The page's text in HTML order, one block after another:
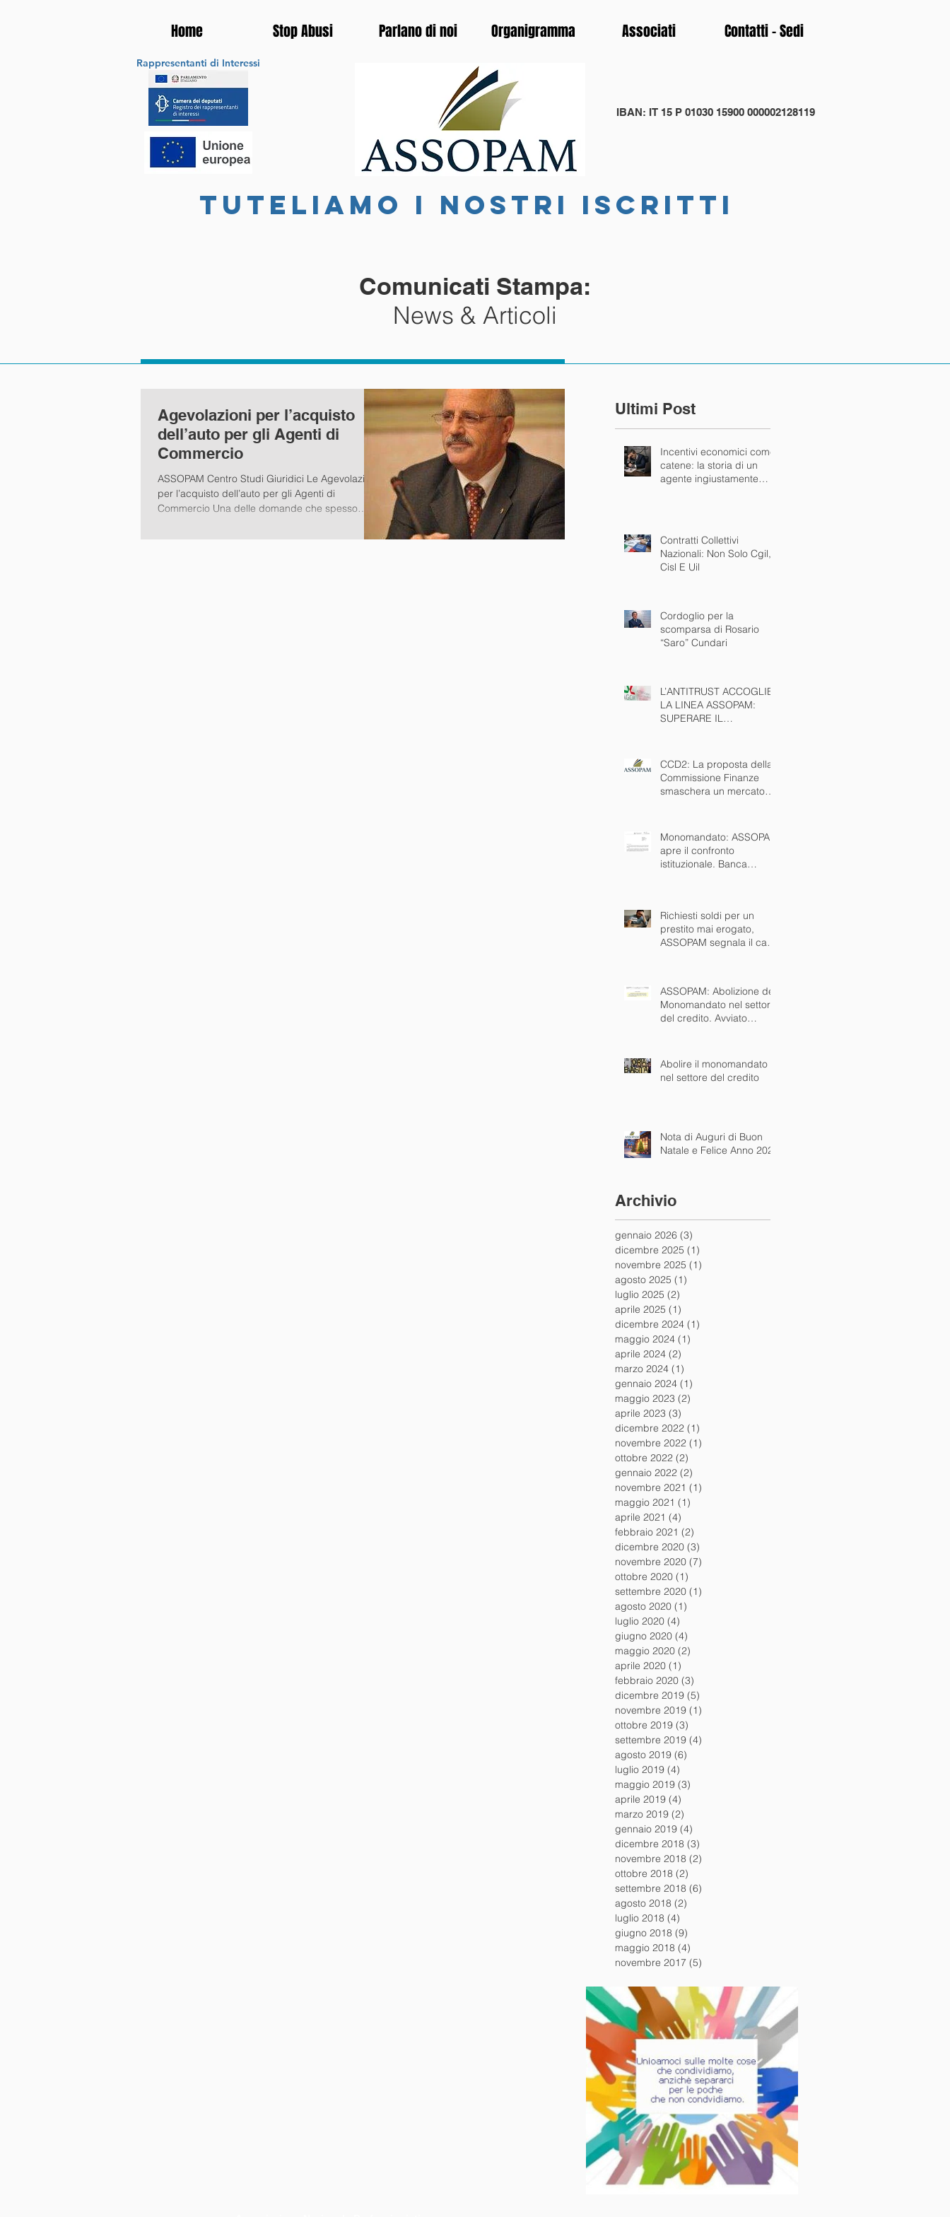
Home Stop Abusi Parlano di noi Organigramma Associati Contatti - Sedi
Rappresentanti di Interessi
IBAN: IT 15 P 01030 15900 000002128119
tuteliamo i nostri iscritti
Comunicati Stampa:
News & Articoli
Agevolazioni per l’acquisto
dell’auto per gli Agenti di
Commercio
ASSOPAM Centro Studi Giuridici Le Agevolazioni
per l’acquisto dell’auto per gli Agenti di
Commercio Una delle domande che spesso
Ultimi Post
Incentivi economici come
catene: la storia di un
agente ingiustamente
Contratti Collettivi
Nazionali: Non Solo Cgil,
Cisl E Uil
Cordoglio per la
scomparsa di Rosario
“Saro” Cundari
L’ANTITRUST ACCOGLIE
LA LINEA ASSOPAM:
SUPERARE IL
NAZIONALE
CCD2: La proposta della
Commissione Finanze
smaschera un mercato
monomandato
Monomandato: ASSOPAM
apre il confronto
istituzionale. Banca
Richiesti soldi per un
prestito mai erogato,
ASSOPAM segnala il caso
ASSOPAM: Abolizione del
Monomandato nel settore
del credito. Avviato
europee
Abolire il monomandato
nel settore del credito
Nota di Auguri di Buon
Natale e Felice Anno 2025
Archivio
gennaio 2026 (3)
dicembre 2025 (1)
novembre 2025 (1)
agosto 2025 (1)
luglio 2025 (2)
aprile 2025 (1)
dicembre 2024 (1)
maggio 2024 (1)
aprile 2024 (2)
marzo 2024 (1)
gennaio 2024 (1)
maggio 2023 (2)
aprile 2023 (3)
dicembre 2022 (1)
novembre 2022 (1)
ottobre 2022 (2)
gennaio 2022 (2)
novembre 2021 (1)
maggio 2021 (1)
aprile 2021 (4)
febbraio 2021 (2)
dicembre 2020 (3)
novembre 2020 (7)
ottobre 2020 (1)
settembre 2020 (1)
agosto 2020 (1)
luglio 2020 (4)
giugno 2020 (4)
maggio 2020 (2)
aprile 2020 (1)
febbraio 2020 (3)
dicembre 2019 (5)
novembre 2019 (1)
ottobre 2019 (3)
settembre 2019 (4)
agosto 2019 (6)
luglio 2019 (4)
maggio 2019 (3)
aprile 2019 (4)
marzo 2019 (2)
gennaio 2019 (4)
dicembre 2018 (3)
novembre 2018 (2)
ottobre 2018 (2)
settembre 2018 (6)
agosto 2018 (2)
luglio 2018 (4)
giugno 2018 (9)
maggio 2018 (4)
novembre 2017 (5)